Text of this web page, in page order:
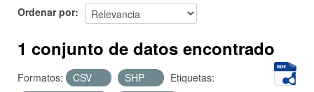
Acerca de
Ordenar por
1 conjunto de datos encontrado
Formatos: CSV SHP
Etiquetas: